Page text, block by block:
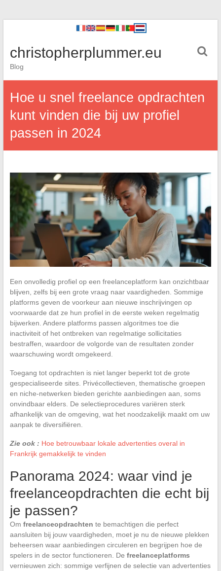
christopherplummer.eu
Blog
Hoe u snel freelance opdrachten
kunt vinden die bij uw profiel
passen in 2024
Een onvolledig profiel op een freelanceplatform kan onzichtbaar
blijven, zelfs bij een grote vraag naar vaardigheden. Sommige
platforms geven de voorkeur aan nieuwe inschrijvingen op
voorwaarde dat ze hun profiel in de eerste weken regelmatig
bijwerken. Andere platforms passen algoritmes toe die
inactiviteit of het ontbreken van regelmatige sollicitaties
bestraffen, waardoor de volgorde van de resultaten zonder
waarschuwing wordt omgekeerd.
Toegang tot opdrachten is niet langer beperkt tot de grote
gespecialiseerde sites. Privécollectieven, thematische groepen
en niche-netwerken bieden gerichte aanbiedingen aan, soms
onvindbaar elders. De selectieprocedures variëren sterk
afhankelijk van de omgeving, wat het noodzakelijk maakt om uw
aanpak te diversifiëren.
Zie ook : Hoe betrouwbaar lokale advertenties overal in
Frankrijk gemakkelijk te vinden
Panorama 2024: waar vind je
freelanceopdrachten die echt bij
je passen?
Om freelanceopdrachten te bemachtigen die perfect
aansluiten bij jouw vaardigheden, moet je nu de nieuwe plekken
beheersen waar aanbiedingen circuleren en begrijpen hoe de
spelers in de sector functioneren. De freelanceplatforms
vernieuwen zich: sommige verfijnen de selectie van advertenties